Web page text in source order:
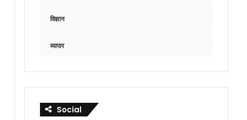
विज्ञान
व्यापार
Social